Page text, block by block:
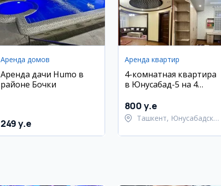
Аренда домов
Аренда дачи Humo в
районе Бочки
249 y.e
Аренда квартир
4-комнатная квартира
в Юнусабад-5 на 4
мебелью
800 y.e
Ташкент, Юнусабадский